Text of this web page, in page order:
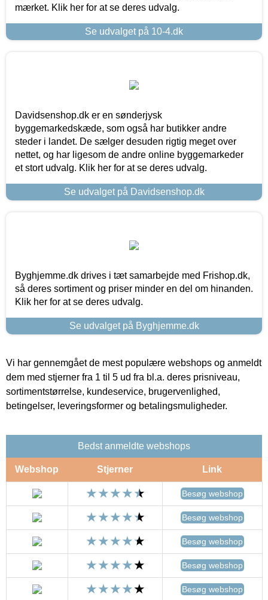
mærket. Klik her for at se deres udvalg.
Se udvalget på 10-4.dk
Davidsenshop.dk er en sønderjysk
byggemarkedskæde, som også har butikker andre
steder i landet. De sælger desuden rigtig meget over
nettet, og har ligesom de andre online byggemarkeder
et stort udvalg. Klik her for at se deres udvalg.
Se udvalget på Davidsenshop.dk
Byghjemme.dk drives i tæt samarbejde med Frishop.dk,
så deres sortiment og priser minder en del om hinanden.
Klik her for at se deres udvalg.
Se udvalget på Byghjemme.dk
Vi har gennemgået de mest populære webshops og anmeldt
dem med stjerner fra 1 til 5 ud fra bl.a. deres prisniveau,
sortimentstørrelse, kundeservice, brugervenlighed,
betingelser, leveringsformer og betalingsmuligheder.
Bedst anmeldte webshops
Webshop Stjerner Link
Besøg webshop
Besøg webshop
Besøg webshop
Besøg webshop
Besøg webshop